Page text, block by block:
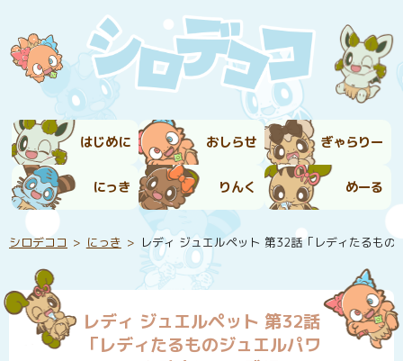
はじめに おしらせ ぎゃらりー
にっき りんく めーる
シロデココ にっき レディ ジュエルペット 第32話「レディたるもの
レディ ジュエルペット 第32話
「レディたるものジュエルパワ